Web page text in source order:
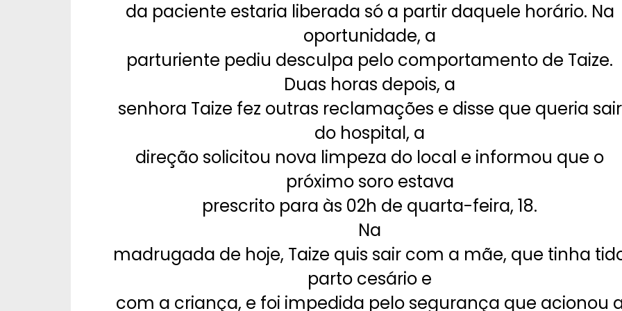
da paciente estaria liberada só a partir daquele horário. Na
oportunidade, a
parturiente pediu desculpa pelo comportamento de Taize.
Duas horas depois, a
senhora Taize fez outras reclamações e disse que queria sair
do hospital, a
direção solicitou nova limpeza do local e informou que o
próximo soro estava
prescrito para às 02h de quarta-feira, 18.
Na
madrugada de hoje, Taize quis sair com a mãe, que tinha
parto cesário e
com a criança, e foi impedida pelo segurança que acionou